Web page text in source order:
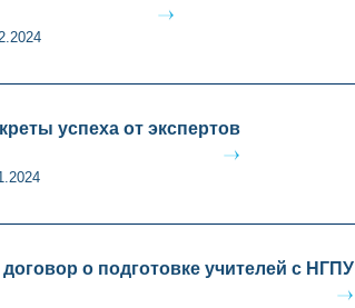
успеха от экспертов
о подготовке учителей с НГПУ